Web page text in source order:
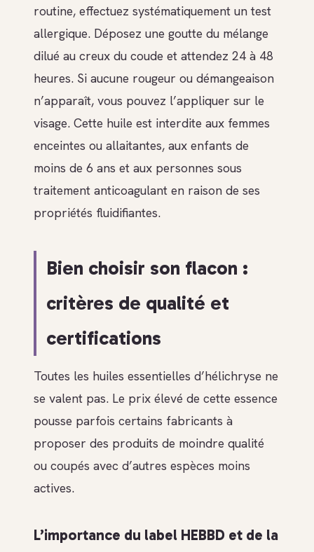
routine, effectuez systématiquement un test
allergique. Déposez une goutte du mélange
dilué au creux du coude et attendez 24 à 48
heures. Si aucune rougeur ou démangeaison
n’apparaît, vous pouvez l’appliquer sur le
visage. Cette huile est interdite aux femmes
enceintes ou allaitantes, aux enfants de
moins de 6 ans et aux personnes sous
traitement anticoagulant en raison de ses
propriétés fluidifiantes.
Bien choisir son flacon :
critères de qualité et
certifications
Toutes les huiles essentielles d’hélichryse ne
se valent pas. Le prix élevé de cette essence
pousse parfois certains fabricants à
proposer des produits de moindre qualité
ou coupés avec d’autres espèces moins
actives.
L’importance du label HEBBD et de la